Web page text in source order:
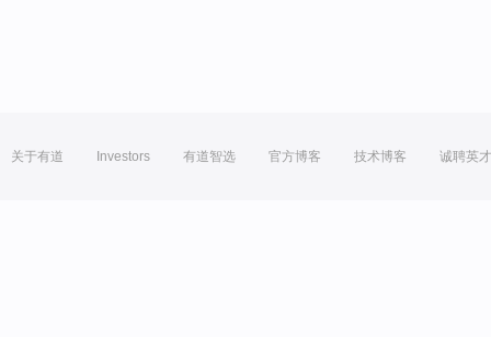
关于有道 Investors 有道智选 官方博客 技术博客 诚聘英才